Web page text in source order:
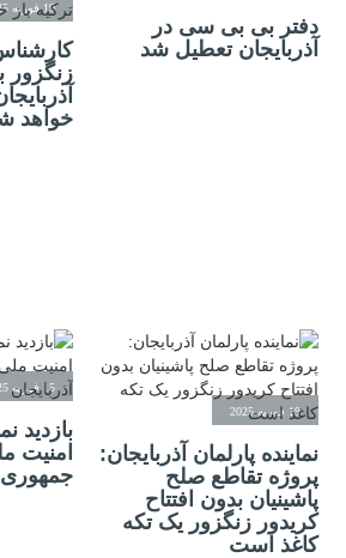
دفتر بی بی سی در
آذربایجان تعطیل شد
19 فوریه 2025
زنگزور
خواهد
19 فوریه 2025
نماینده پارلمان آذربایجان:
پروژه تقاطع صلح
پاشینیان بدون افتتاح
کریدور زنگزور یک تکه
کاغذ است
15 فوریه 2025
بازدید
امنیت
جمهوری